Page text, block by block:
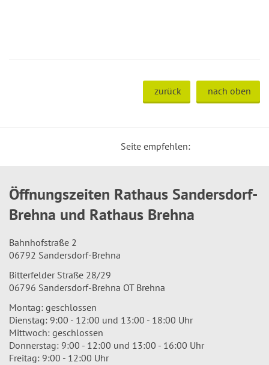
zurück nach oben
Seite empfehlen:
Öffnungszeiten Rathaus Sandersdorf-
Brehna und Rathaus Brehna
Bahnhofstraße 2
06792 Sandersdorf-Brehna
Bitterfelder Straße 28/29
06796 Sandersdorf-Brehna OT Brehna
Montag: geschlossen
Dienstag: 9:00 - 12:00 und 13:00 - 18:00 Uhr
Mittwoch: geschlossen
Donnerstag: 9:00 - 12:00 und 13:00 - 16:00 Uhr
Freitag: 9:00 - 12:00 Uhr